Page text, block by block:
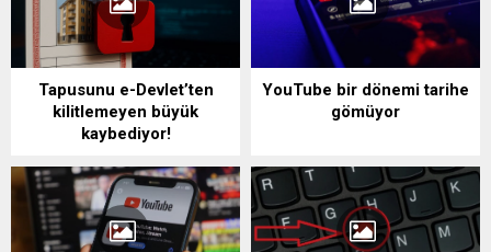
Tapusunu e-Devlet’ten
kilitlemeyen büyük
kaybediyor!
YouTube bir dönemi tarihe
gömüyor